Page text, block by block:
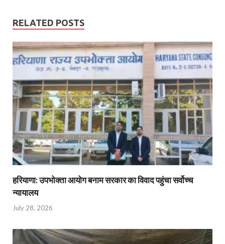
RELATED POSTS
हरियाणा: उपभोक्ता आयोग बनाम सरकार का विवाद पहुंचा सर्वोच्च
न्यायालय
July 28, 2026